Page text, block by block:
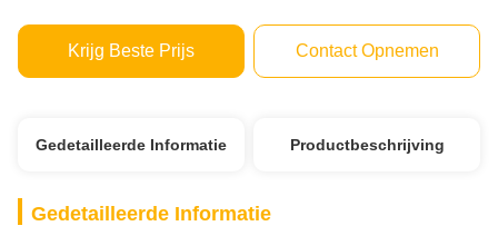
Krijg Beste Prijs Contact Opnemen
Gedetailleerde Informatie Productbeschrijving
Gedetailleerde Informatie